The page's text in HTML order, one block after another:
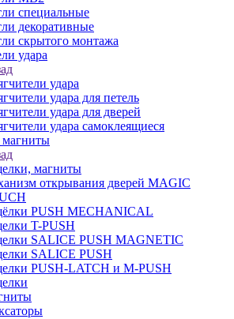
специальные
декоративные
скрытого монтажа
удара
удара
удара для петель
удара для дверей
удара самоклеящиеся
магниты
открывания дверей MAGIC
PUSH MECHANICAL
T-PUSH
SALICE PUSH MAGNETIC
SALICE PUSH
PUSH-LATCH и M-PUSH